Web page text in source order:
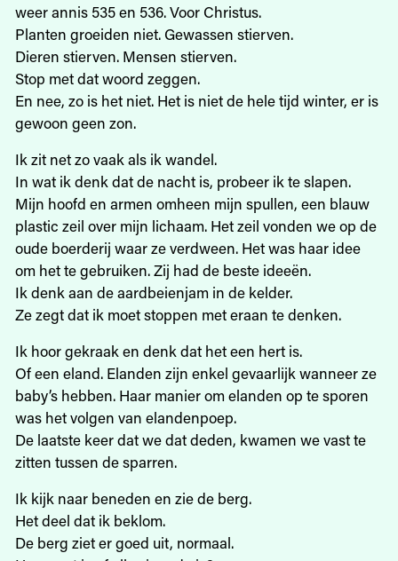
weer annis 535 en 536. Voor Christus.
Planten groeiden niet. Gewassen stierven.
Dieren stierven. Mensen stierven.
Stop met dat woord zeggen.
En nee, zo is het niet. Het is niet de hele tijd winter, er is
gewoon geen zon.
Ik zit net zo vaak als ik wandel.
In wat ik denk dat de nacht is, probeer ik te slapen.
Mijn hoofd en armen omheen mijn spullen, een blauw
plastic zeil over mijn lichaam. Het zeil vonden we op de
oude boerderij waar ze verdween. Het was haar idee
om het te gebruiken. Zij had de beste ideeën.
Ik denk aan de aardbeienjam in de kelder.
Ze zegt dat ik moet stoppen met eraan te denken.
Ik hoor gekraak en denk dat het een hert is.
Of een eland. Elanden zijn enkel gevaarlijk wanneer ze
baby’s hebben. Haar manier om elanden op te sporen
was het volgen van elandenpoep.
De laatste keer dat we dat deden, kwamen we vast te
zitten tussen de sparren.
Ik kijk naar beneden en zie de berg.
Het deel dat ik beklom.
De berg ziet er goed uit, normaal.